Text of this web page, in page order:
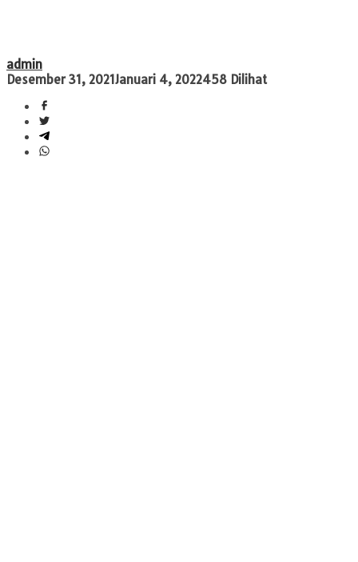
admin
Desember 31, 2021Januari 4, 2022458 Dilihat